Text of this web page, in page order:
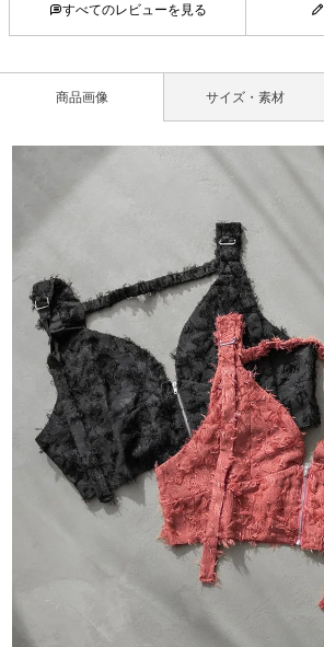
すべてのレビューを見る
商品画像 サイズ・素材